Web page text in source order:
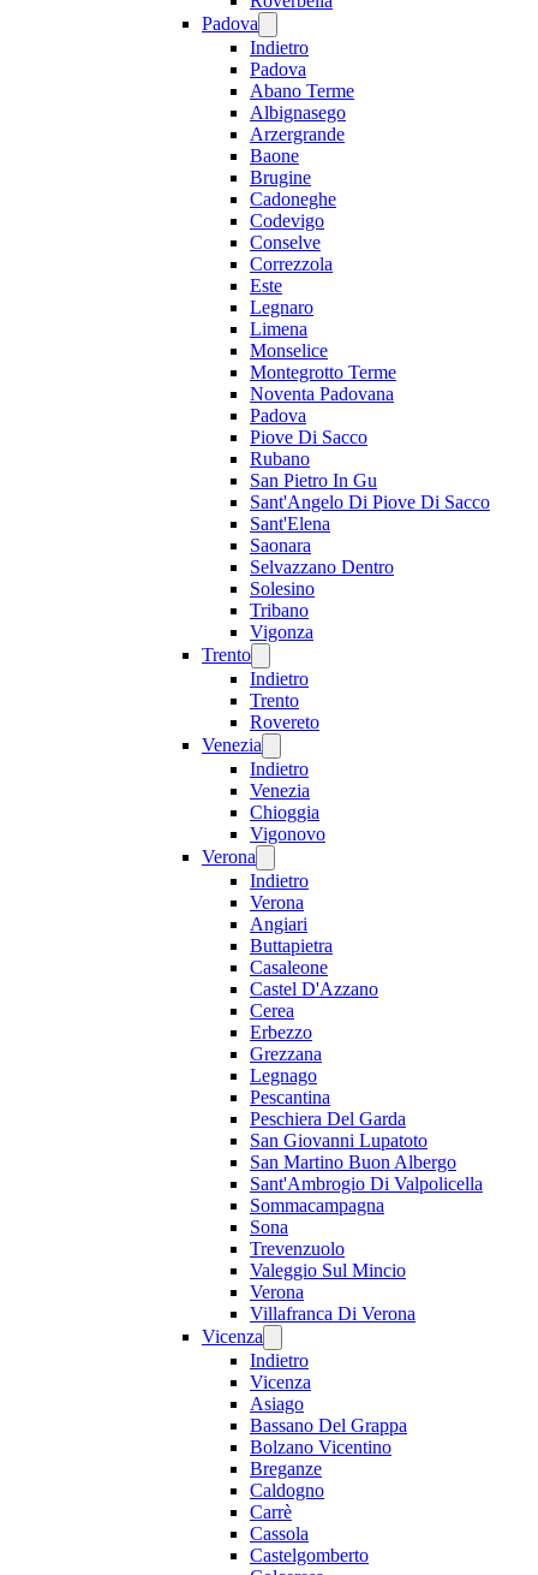
Padova
Indietro
Padova
Abano Terme
Albignasego
Arzergrande
Baone
Brugine
Cadoneghe
Codevigo
Conselve
Correzzola
Este
Legnaro
Limena
Monselice
Montegrotto Terme
Noventa Padovana
Padova
Piove Di Sacco
Rubano
San Pietro In Gu
Sant'Angelo Di Piove Di Sacco
Sant'Elena
Saonara
Selvazzano Dentro
Solesino
Tribano
Vigonza
Trento
Indietro
Trento
Rovereto
Venezia
Indietro
Venezia
Chioggia
Vigonovo
Verona
Indietro
Verona
Angiari
Buttapietra
Casaleone
Castel D'Azzano
Cerea
Erbezzo
Grezzana
Legnago
Pescantina
Peschiera Del Garda
San Giovanni Lupatoto
San Martino Buon Albergo
Sant'Ambrogio Di Valpolicella
Sommacampagna
Sona
Trevenzuolo
Valeggio Sul Mincio
Verona
Villafranca Di Verona
Vicenza
Indietro
Vicenza
Asiago
Bassano Del Grappa
Bolzano Vicentino
Breganze
Caldogno
Carrè
Cassola
Castelgomberto